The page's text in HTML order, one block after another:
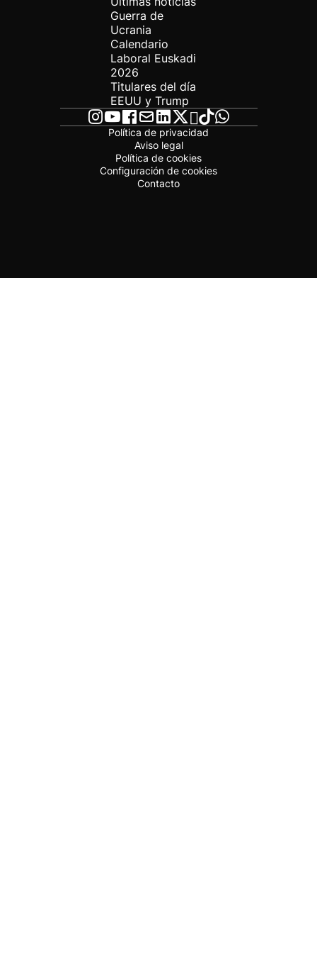
Guerra de
Ucrania
Calendario
Laboral Euskadi
2026
Titulares del día
EEUU y Trump
Política de privacidad
Aviso legal
Política de cookies
Configuración de cookies
Contacto